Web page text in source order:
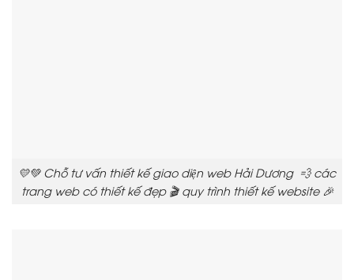
💛💚 Chỗ tư vấn thiết kế giao diện web Hải Dương 💨 các
trang web có thiết kế đẹp 🎬 quy trình thiết kế website 🎉